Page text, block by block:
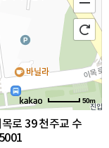
50m
로 39 천주교 수